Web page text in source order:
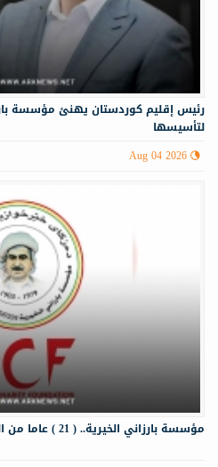
رئيس إقليم كوردستان يهنئ مؤسسة
لتأسيسها
Aug 04 2026
مؤسسة بارزاني الخيرية.. ( 21 ) عاما من العطاء المستمر